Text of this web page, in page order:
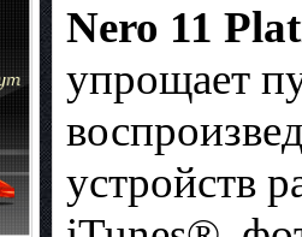
Nero 11
yпpoщaeт
ycтpoйcтв